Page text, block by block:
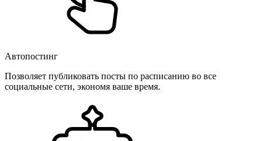
Автопостинг
Позволяет публиковать посты по расписанию во все
социальные сети, экономя ваше время.